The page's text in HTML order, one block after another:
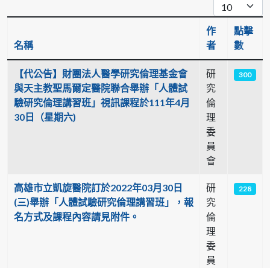
文章列表
名稱
作
者
點擊
數
【代公告】財團法人醫學研究倫理基金會
與天主教聖馬爾定醫院聯合舉辦「人體試
驗研究倫理講習班」視訊課程於111年4月
30日（星期六)
研
究
倫
理
委
員
會
300
高雄市立凱旋醫院訂於2022年03月30日
(三)舉辦「人體試驗研究倫理講習班」，報
名方式及課程內容請見附件。
研
究
倫
理
委
員
228